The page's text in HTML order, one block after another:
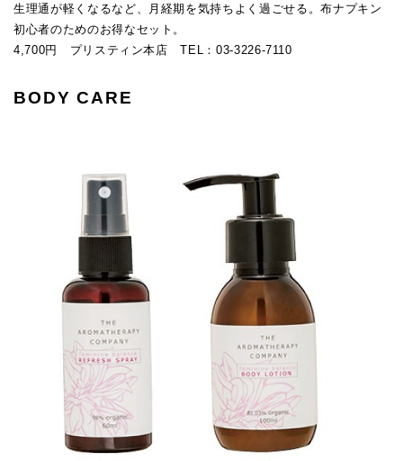
生理通が軽くなるなど、月経期を気持ちよく過ごせる。布ナプキン
初心者のためのお得なセット。
4,700円 プリスティン本店 TEL：03-3226-7110
BODY CARE